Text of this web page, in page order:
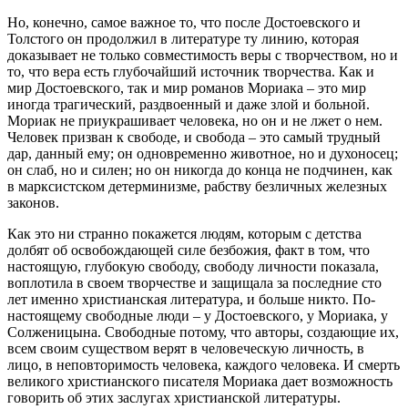
Но, конечно, самое важное то, что после Достоевского и
Толстого он продолжил в литературе ту линию, которая
доказывает не только совместимость веры с творчеством, но и
то, что вера есть глубочайший источник творчества. Как и
мир Достоевского, так и мир романов Мориака – это мир
иногда трагический, раздвоенный и даже злой и больной.
Мориак не приукрашивает человека, но он и не лжет о нем.
Человек призван к свободе, и свобода – это самый трудный
дар, данный ему; он одновременно животное, но и духоносец;
он слаб, но и силен; но он никогда до конца не подчинен, как
в марксистском детерминизме, рабству безличных железных
законов.
Как это ни странно покажется людям, которым с детства
долбят об освобождающей силе безбожия, факт в том, что
настоящую, глубокую свободу, свободу личности показала,
воплотила в своем творчестве и защищала за последние сто
лет именно христианская литература, и больше никто. По-
настоящему свободные люди – у Достоевского, у Мориака, у
Солженицына. Свободные потому, что авторы, создающие их,
всем своим существом верят в человеческую личность, в
лицо, в неповторимость человека, каждого человека. И смерть
великого христианского писателя Мориака дает возможность
говорить об этих заслугах христианской литературы.